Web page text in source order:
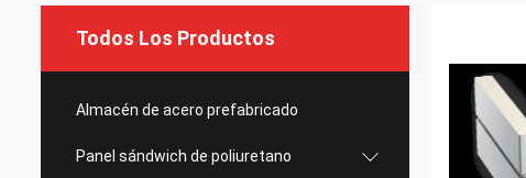
Todos Los Productos
Almacén de acero prefabricado
Panel sándwich de poliuretano